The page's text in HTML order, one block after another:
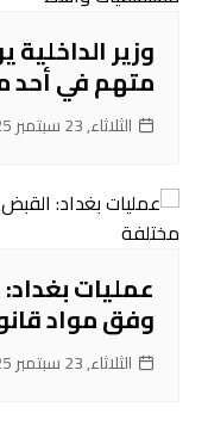
‌وزير
متهم في
الثلاثاء, 23 سبتمبر 2025, 23:54
وفق مواد
الثلاثاء, 23 سبتمبر 2025, 22:54